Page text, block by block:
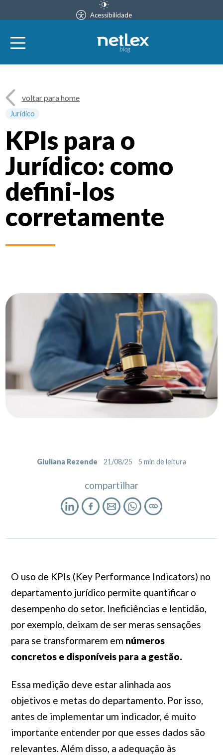
Acessibilidade
blog
Jurídico
voltar para home
KPIs para o
Jurídico: como
defini-los
corretamente
Giuliana Rezende 21/08/25 5 min de leitura
compartilhar
O uso de KPIs (Key Performance Indicators) no
departamento jurídico permite quantificar o
desempenho do setor. Ineficiências e lentidão,
por exemplo, deixam de ser meras sensações
para se transformarem em números
concretos e disponíveis para a gestão.
Essa medição deve estar alinhada aos
objetivos e metas do departamento. Por isso,
antes de implementar um indicador, é muito
importante entender por que esses dados são
relevantes. Além disso, a adequação às